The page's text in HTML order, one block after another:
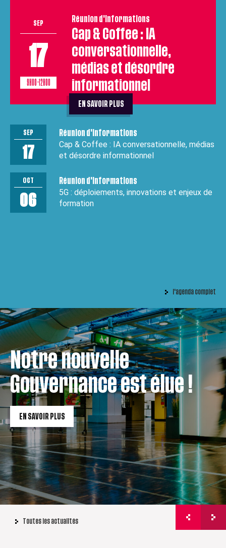
SEP
17
9H00-12H00
Réunion d'informations
Cap & Coffee : IA
conversationnelle,
médias et désordre
informationnel
EN SAVOIR PLUS
SEP
17
Réunion d'informations
Cap & Coffee : IA conversationnelle, médias
et désordre informationnel
OCT
06
Réunion d'informations
5G : déploiements, innovations et enjeux de
formation
l'agenda complet
Notre nouvelle
Gouvernance est élue !
EN SAVOIR PLUS
Toutes les actualités